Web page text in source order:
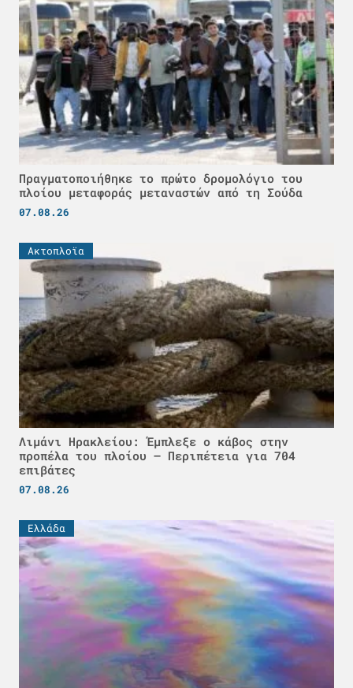
Πραγματοποιήθηκε το πρώτο δρομολόγιο του
πλοίου μεταφοράς μεταναστών από τη Σούδα
07.08.26
Ακτοπλοϊα
Λιμάνι Ηρακλείου: Έμπλεξε ο κάβος στην
προπέλα του πλοίου – Περιπέτεια για 704
επιβάτες
07.08.26
Ελλάδα